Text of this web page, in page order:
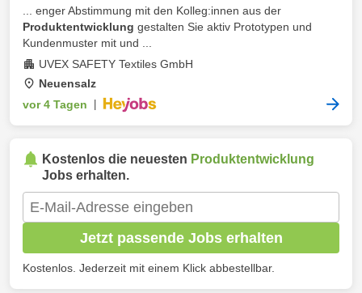
... enger Abstimmung mit den Kolleg:innen aus der
Produktentwicklung gestalten Sie aktiv Prototypen und
Kundenmuster mit und ...
UVEX SAFETY Textiles GmbH
Neuensalz
vor 4 Tagen
Kostenlos die neuesten Produktentwicklung
Jobs erhalten.
Jetzt passende Jobs erhalten
Kostenlos. Jederzeit mit einem Klick abbestellbar.